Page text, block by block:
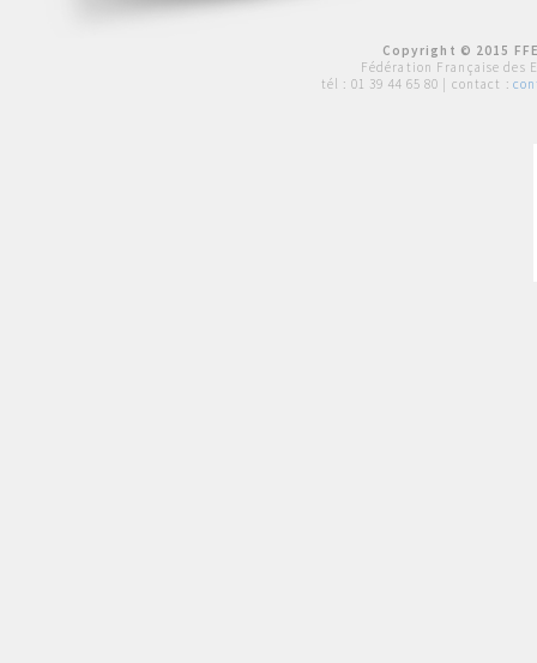
Copyright © 2015
Fédération Française des
tél : 01 39 44 65 80 | contact :